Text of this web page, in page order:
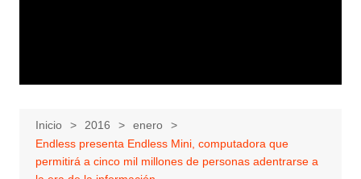
Inicio 2016
enero
Endless presenta Endless Mini, computadora que
permitirá a cinco mil millones de personas adentrarse a